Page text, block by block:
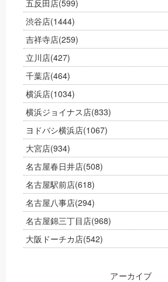
五反田店(599)
渋谷店(1444)
吉祥寺店(259)
立川店(427)
千葉店(464)
横浜店(1034)
横浜ジョイナス店(833)
ヨドバシ横浜店(1067)
大宮店(934)
名古屋春日井店(508)
名古屋駅前店(618)
名古屋八事店(294)
名古屋錦三丁目店(968)
大阪ドーチカ店(542)
アーカイブ